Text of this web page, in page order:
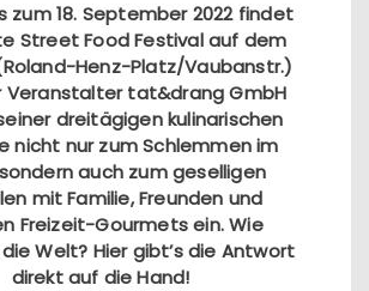
zum 18. September 2022 findet
Street Food Festival auf dem
Henz-Platz/Vaubanstr.)
Veranstalter tat&drang GmbH
dreitägigen kulinarischen
nicht nur zum Schlemmen im
auch zum geselligen
mit Familie, Freunden und
Freizeit-Gourmets ein. Wie
Welt? Hier gibt’s die Antwort
direkt auf die Hand!